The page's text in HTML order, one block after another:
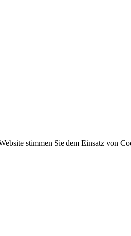
stimmen Sie dem Einsatz von